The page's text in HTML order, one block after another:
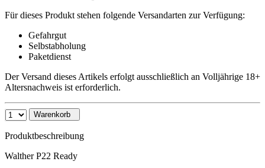
Für dieses Produkt stehen folgende Versandarten zur Verfügung:
Gefahrgut
Selbstabholung
Paketdienst
Der Versand dieses Artikels erfolgt ausschließlich an Volljährige 18+
Altersnachweis ist erforderlich.
Warenkorb
Produktbeschreibung
Walther P22 Ready